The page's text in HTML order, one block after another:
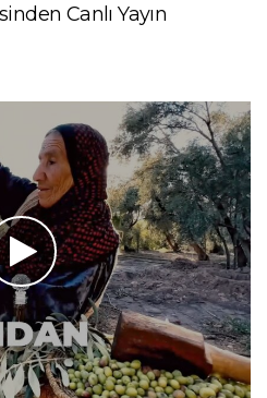
Canlı Yayın